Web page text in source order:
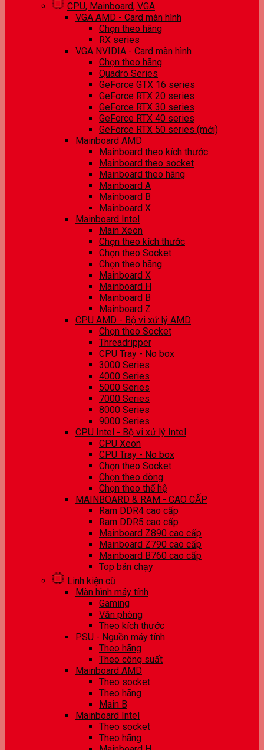
CPU, Mainboard, VGA
VGA AMD - Card màn hình
Chọn theo hãng
RX series
VGA NVIDIA - Card màn hình
Chọn theo hãng
Quadro Series
GeForce GTX 16 series
GeForce RTX 20 series
GeForce RTX 30 series
GeForce RTX 40 series
GeForce RTX 50 series (mới)
Mainboard AMD
Mainboard theo kích thước
Mainboard theo socket
Mainboard theo hãng
Mainboard A
Mainboard B
Mainboard X
Mainboard Intel
Main Xeon
Chọn theo kích thước
Chọn theo Socket
Chọn theo hãng
Mainboard X
Mainboard H
Mainboard B
Mainboard Z
CPU AMD - Bộ vi xử lý AMD
Chọn theo Socket
Threadripper
CPU Tray - No box
3000 Series
4000 Series
5000 Series
7000 Series
8000 Series
9000 Series
CPU Intel - Bộ vi xử lý Intel
CPU Xeon
CPU Tray - No box
Chọn theo Socket
Chọn theo dòng
Chọn theo thế hệ
MAINBOARD & RAM - CAO CẤP
Ram DDR4 cao cấp
Ram DDR5 cao cấp
Mainboard Z890 cao cấp
Mainboard Z790 cao cấp
Mainboard B760 cao cấp
Top bán chạy
Linh kiện cũ
Màn hình máy tính
Gaming
Văn phòng
Theo kích thước
PSU - Nguồn máy tính
Theo hãng
Theo công suất
Mainboard AMD
Theo socket
Theo hãng
Main B
Mainboard Intel
Theo socket
Theo hãng